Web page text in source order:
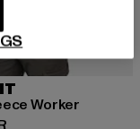
Worker
Preis: 59,99 EUR